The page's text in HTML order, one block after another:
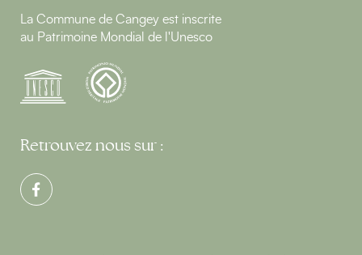
La Commune de Cangey est inscrite
au Patrimoine Mondial de l'Unesco
Retrouvez nous sur :